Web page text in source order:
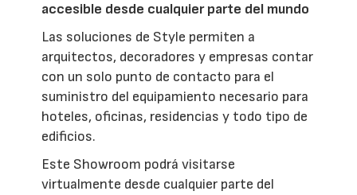
accesible desde cualquier parte del mundo
Las soluciones de Style permiten a
arquitectos, decoradores y empresas contar
con un solo punto de contacto para el
suministro del equipamiento necesario para
hoteles, oficinas, residencias y todo tipo de
edificios.
Este Showroom podrá visitarse
virtualmente desde cualquier parte del